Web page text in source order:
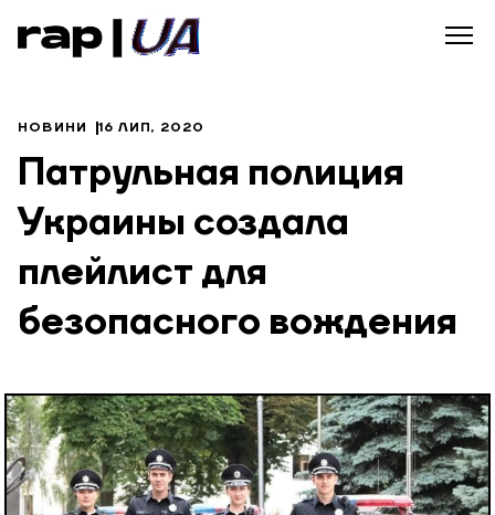
НОВИНИ 16 ЛИП, 2020
Патрульная полиция
Украины создала
плейлист для
безопасного вождения